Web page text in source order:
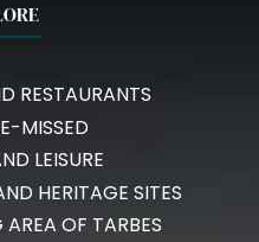
RESTAURANTS
MISSED
LEISURE
HERITAGE SITES
OF TARBES